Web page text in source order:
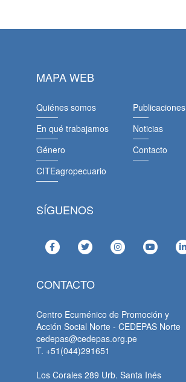
MAPA WEB
Quiénes somos
En qué trabajamos
Género
CITEagropecuario
Publicaciones
Noticias
Contacto
SÍGUENOS
CONTACTO
Centro Ecuménico de Promoción y
Acción Social Norte - CEDEPAS Norte
cedepas@cedepas.org.pe
T. +51(044)291651
Los Corales 289 Urb. Santa Inés